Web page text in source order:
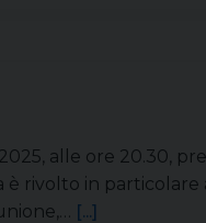
alle ore 20.30,
è rivolto in
[...]